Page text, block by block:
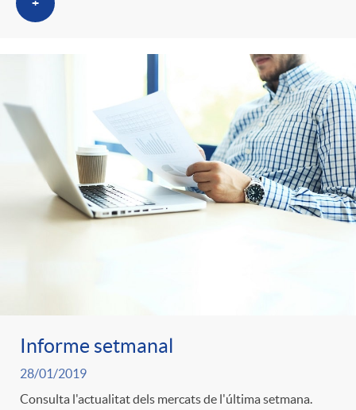
+
Informe setmanal
28/01/2019
Consulta l'actualitat dels mercats de l'última setmana.